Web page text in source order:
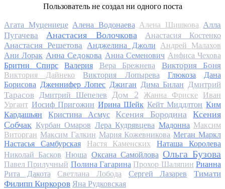
Пользователь не создал ни одного поста
Агата Муцениеце Алена Водонаева Алена Шишкова Алла
Пугачева
Анастасия Волочкова Анастасия Костенко
Анастасия Решетова Анджелина Джоли
Андрей Малахов
Ани Лорак Анна Седокова Анна Семенович Анфиса Чехова
Бритни Спирс
Валерия Вера Брежнева Виктория Боня
Виктория Дайнеко Виктория Лопырева Глюкоза
Дана
Борисова Дженнифер Лопес Джиган Дима Билан Дмитрий
Тарасов
Дмитрий Шепелев Дом 2 Жанна Фриске
Иван
Ургант Иосиф Пригожин Ирина Шейк Кейт Миддлтон Ким
Кардашьян
Кристина Асмус Ксения Бородина
Ксения
Собчак Курбан Омаров Лера Кудрявцева Мадонна Максим
Виторган Максим Галкин Мария Кожевникова Меган Маркл
Настасья Самбурская
Настя Каменских
Наташа Королева
Николай Басков Нюша Оксана Самойлова Ольга Бузова
Павел Прилучный Полина Гагарина Прохор Шаляпин Рианна
Рита Дакота
Светлана Лобода Сергей Лазарев
Тимати
Филипп Киркоров Яна Рудковская